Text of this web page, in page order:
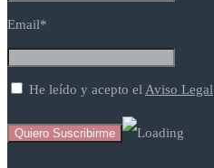
Email*
He leído y acepto elAviso Legal